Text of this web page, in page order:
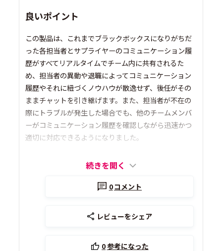
良いポイント
この製品は、これまでブラックボックスになりがちだ
った各担当者とサプライヤーのコミュニケーション履
歴がすべてリアルタイムでチーム内に共有されるた
め、担当者の異動や退職によってコミュニケーション
履歴やそれに紐づくノウハウが散逸せず、後任がその
ままチャットを引き継げます。また、担当者が不在の
際にトラブルが発生した場合でも、他のチームメンバ
ーがコミュニケーション履歴を確認しながら迅速かつ
適切に対応できるようになりました。
続きを開く
0コメント
レビューをシェア
0参考になった